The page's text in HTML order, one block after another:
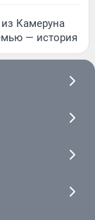
Камеруна
— история